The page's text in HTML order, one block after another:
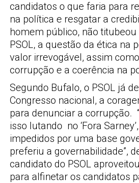
candidatos o que faria para
na política e resgatar a
homem público, não titubeou
PSOL, a questão da ética na
valor irrevogável, assim
corrupção e a coerência na
Segundo Bufalo, o PSOL já
Congresso nacional, a
para denunciar a corrupção.
isso lutando no ‘Fora
impedidos por uma base
preferiu a governabilidade”,
candidato do PSOL
para alfinetar os candidatos